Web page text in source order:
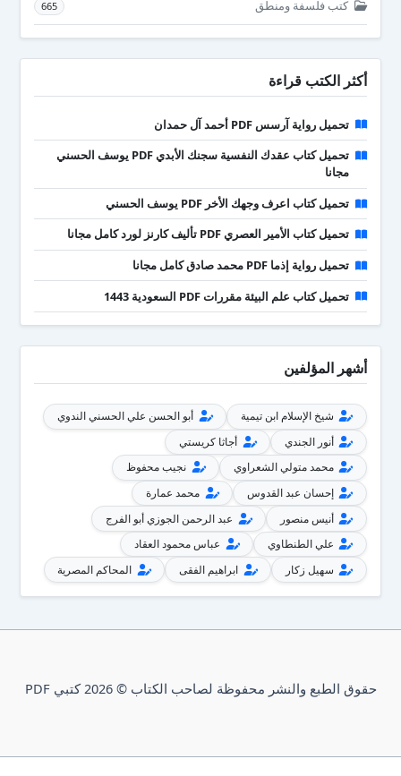
كتب فلسفة ومنطق 665
أكثر الكتب قراءة
تحميل رواية آرسس PDF أحمد آل حمدان
تحميل كتاب عقدك النفسية سجنك الأبدي PDF يوسف الحسني
مجانا
تحميل كتاب اعرف وجهك الأخر PDF يوسف الحسني
تحميل كتاب الأمير العصري PDF تأليف كارنز لورد كامل مجانا
تحميل رواية إذما PDF محمد صادق كامل مجانا
تحميل كتاب علم البيئة مقررات PDF السعودية 1443
أشهر المؤلفين
شيخ الإسلام ابن تيمية
أبو الحسن علي الحسني الندوي
أنور الجندي
أجاثا كريستي
محمد متولي الشعراوي
نجيب محفوظ
إحسان عبد القدوس
محمد عمارة
أنيس منصور
عبد الرحمن الجوزي أبو الفرج
علي الطنطاوي
عباس محمود العقاد
سهيل زكار
ابراهيم الفقى المحاكم المصرية
حقوق الطبع والنشر محفوظة لصاحب الكتاب © 2026 كتبي PDF